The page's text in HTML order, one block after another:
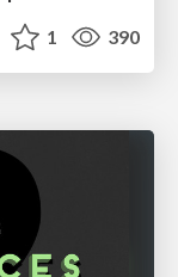
1 390